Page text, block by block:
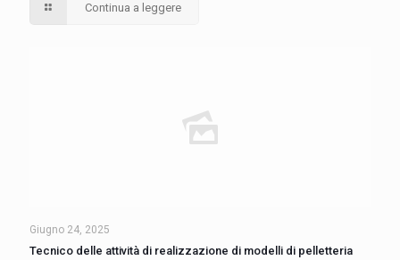
Continua a leggere
Giugno 24, 2025
Tecnico delle attività di realizzazione di modelli di pelletteria